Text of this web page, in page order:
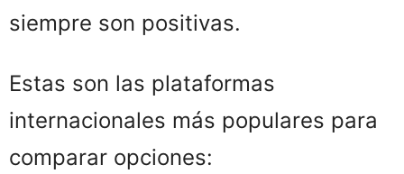
siempre son positivas.
Estas son las plataformas
internacionales más populares para
comparar opciones: